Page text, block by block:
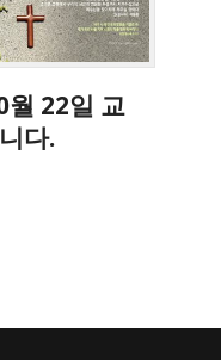
월 22일 교
다.